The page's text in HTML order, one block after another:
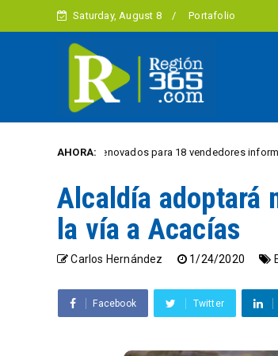
Saturday, August 8 Portafolio
AHORA:
renovados para 18 vendedores informales
Alcaldía adoptará
la vía a Acacías
Carlos Hernández 1/24/2020
Facebook Twitter